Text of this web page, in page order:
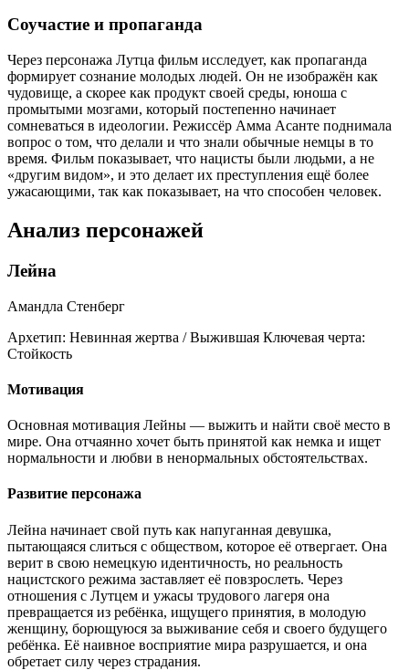
Соучастие и пропаганда
Через персонажа Лутца фильм исследует, как пропаганда
формирует сознание молодых людей. Он не изображён как
чудовище, а скорее как продукт своей среды, юноша с
промытыми мозгами, который постепенно начинает
сомневаться в идеологии. Режиссёр Амма Асанте поднимала
вопрос о том, что делали и что знали обычные немцы в то
время. Фильм показывает, что нацисты были людьми, а не
«другим видом», и это делает их преступления ещё более
ужасающими, так как показывает, на что способен человек.
Анализ персонажей
Лейна
Амандла Стенберг
Архетип: Невинная жертва / Выжившая Ключевая черта:
Стойкость
Мотивация
Основная мотивация Лейны — выжить и найти своё место в
мире. Она отчаянно хочет быть принятой как немка и ищет
нормальности и любви в ненормальных обстоятельствах.
Развитие персонажа
Лейна начинает свой путь как напуганная девушка,
пытающаяся слиться с обществом, которое её отвергает. Она
верит в свою немецкую идентичность, но реальность
нацистского режима заставляет её повзрослеть. Через
отношения с Лутцем и ужасы трудового лагеря она
превращается из ребёнка, ищущего принятия, в молодую
женщину, борющуюся за выживание себя и своего будущего
ребёнка. Её наивное восприятие мира разрушается, и она
обретает силу через страдания.